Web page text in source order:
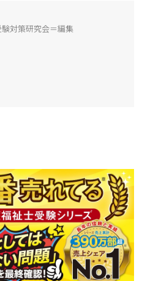
対策研究会＝編集